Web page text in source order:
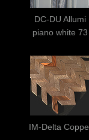
DC-DU Allumi
piano white 73
IM-Delta